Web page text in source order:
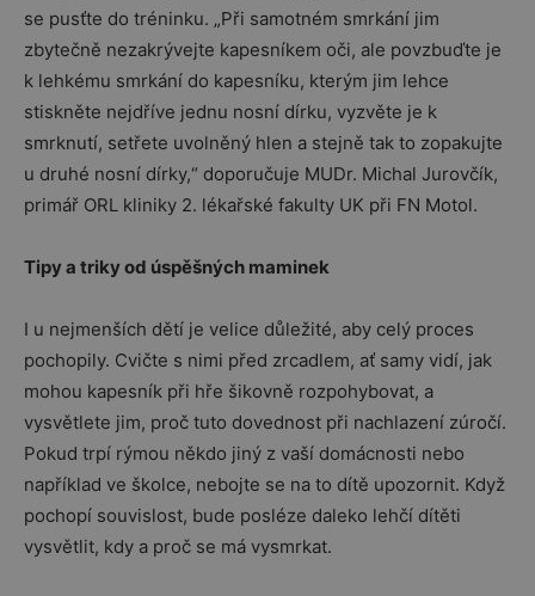
se pusťte do tréninku. „Při samotném smrkání jim
zbytečně nezakrývejte kapesníkem oči, ale povzbuďte je
k lehkému smrkání do kapesníku, kterým jim lehce
stiskněte nejdříve jednu nosní dírku, vyzvěte je k
smrknutí, setřete uvolněný hlen a stejně tak to zopakujte
u druhé nosní dírky,“ doporučuje MUDr. Michal Jurovčík,
primář ORL kliniky 2. lékařské fakulty UK při FN Motol.
Tipy a triky od úspěšných maminek
I u nejmenších dětí je velice důležité, aby celý proces
pochopily. Cvičte s nimi před zrcadlem, ať samy vidí, jak
mohou kapesník při hře šikovně rozpohybovat, a
vysvětlete jim, proč tuto dovednost při nachlazení zúročí.
Pokud trpí rýmou někdo jiný z vaší domácnosti nebo
například ve školce, nebojte se na to dítě upozornit. Když
pochopí souvislost, bude posléze daleko lehčí dítěti
vysvětlit, kdy a proč se má vysmrkat.